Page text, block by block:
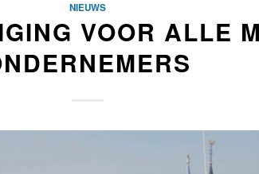
NIEUWS
VOOR ALLE